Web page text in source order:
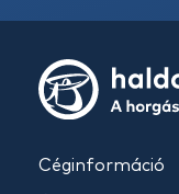
Céginformáció